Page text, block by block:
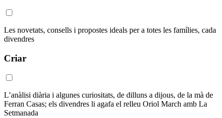
Les novetats, consells i propostes ideals per a totes les famílies, cada
divendres
Criar
L’anàlisi diària i algunes curiositats, de dilluns a dijous, de la mà de
Ferran Casas; els divendres li agafa el relleu Oriol March amb La
Setmanada